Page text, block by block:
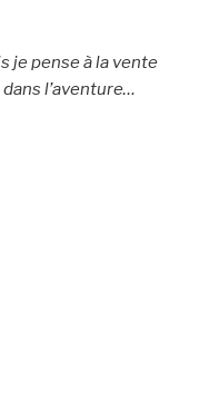
je pense à la vente
l’aventure…